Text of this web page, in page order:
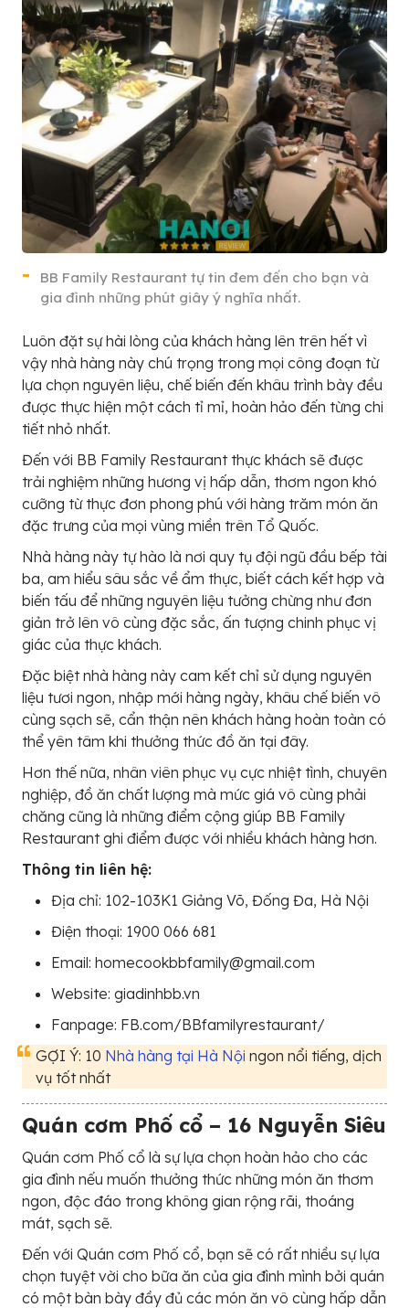
BB Family Restaurant tự tin đem đến cho bạn và
gia đình những phút giây ý nghĩa nhất.
Luôn đặt sự hài lòng của khách hàng lên trên hết vì
vậy nhà hàng này chú trọng trong mọi công đoạn từ
lựa chọn nguyên liệu, chế biến đến khâu trình bày đều
được thực hiện một cách tỉ mỉ, hoàn hảo đến từng chi
tiết nhỏ nhất.
Đến với BB Family Restaurant thực khách sẽ được
trải nghiệm những hương vị hấp dẫn, thơm ngon khó
cưỡng từ thực đơn phong phú với hàng trăm món ăn
đặc trưng của mọi vùng miền trên Tổ Quốc.
Nhà hàng này tự hào là nơi quy tụ đội ngũ đầu bếp tài
ba, am hiểu sâu sắc về ẩm thực, biết cách kết hợp và
biến tấu để những nguyên liệu tưởng chừng như đơn
giản trở lên vô cùng đặc sắc, ấn tượng chinh phục vị
giác của thực khách.
Đặc biệt nhà hàng này cam kết chỉ sử dụng nguyên
liệu tươi ngon, nhập mới hàng ngày, khâu chế biến vô
cùng sạch sẽ, cẩn thận nên khách hàng hoàn toàn có
thể yên tâm khi thưởng thức đồ ăn tại đây.
Hơn thế nữa, nhân viên phục vụ cực nhiệt tình, chuyên
nghiệp, đồ ăn chất lượng mà mức giá vô cùng phải
chăng cũng là những điểm cộng giúp BB Family
Restaurant ghi điểm được với nhiều khách hàng hơn.
Thông tin liên hệ:
Địa chỉ: 102-103K1 Giảng Võ, Đống Đa, Hà Nội
Điện thoại: 1900 066 681
Email: homecookbbfamily@gmail.com
Website: giadinhbb.vn
Fanpage: FB.com/BBfamilyrestaurant/
GỢI Ý: 10 Nhà hàng tại Hà Nội ngon nổi tiếng, dịch
vụ tốt nhất
Quán cơm Phố cổ – 16 Nguyễn Siêu
Quán cơm Phố cổ là sự lựa chọn hoàn hảo cho các
gia đình nếu muốn thưởng thức những món ăn thơm
ngon, độc đáo trong không gian rộng rãi, thoáng
mát, sạch sẽ.
Đến với Quán cơm Phố cổ, bạn sẽ có rất nhiều sự lựa
chọn tuyệt vời cho bữa ăn của gia đình mình bởi quán
có một bàn bày đầy đủ các món ăn vô cùng hấp dẫn